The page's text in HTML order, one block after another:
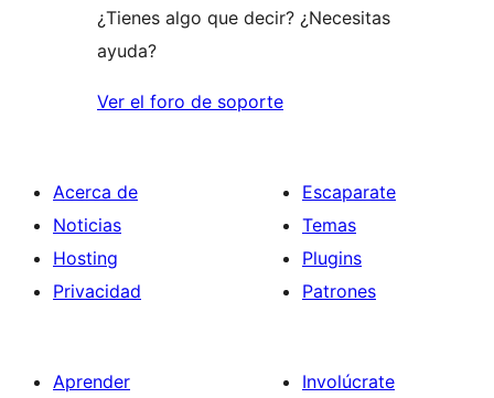
¿Tienes algo que decir? ¿Necesitas
ayuda?
Ver el foro de soporte
Acerca de
Noticias
Hosting
Privacidad
Escaparate
Temas
Plugins
Patrones
Aprender
Involúcrate